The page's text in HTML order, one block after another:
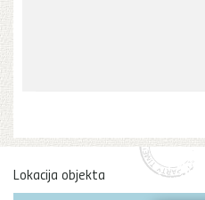
Lokacija objekta